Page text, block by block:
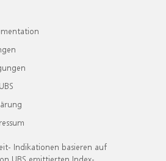
Indikationen basieren auf